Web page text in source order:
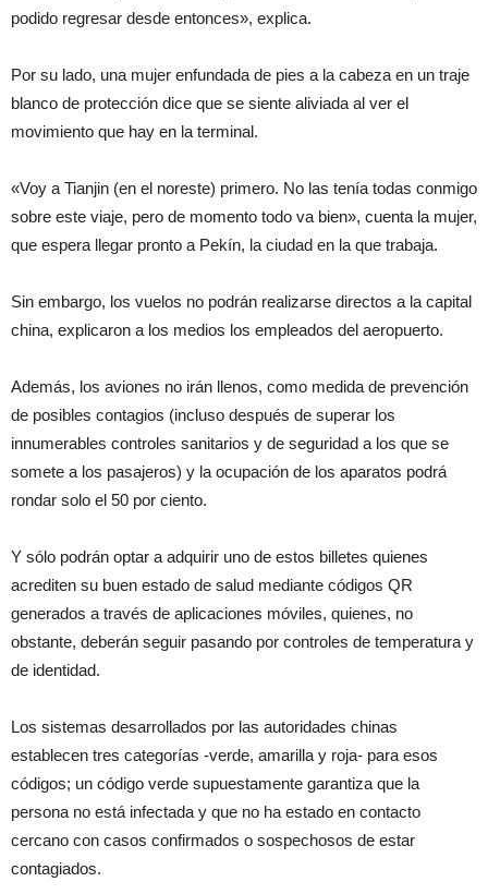
podido regresar desde entonces», explica.
Por su lado, una mujer enfundada de pies a la cabeza en un traje
blanco de protección dice que se siente aliviada al ver el
movimiento que hay en la terminal.
«Voy a Tianjin (en el noreste) primero. No las tenía todas conmigo
sobre este viaje, pero de momento todo va bien», cuenta la mujer,
que espera llegar pronto a Pekín, la ciudad en la que trabaja.
Sin embargo, los vuelos no podrán realizarse directos a la capital
china, explicaron a los medios los empleados del aeropuerto.
Además, los aviones no irán llenos, como medida de prevención
de posibles contagios (incluso después de superar los
innumerables controles sanitarios y de seguridad a los que se
somete a los pasajeros) y la ocupación de los aparatos podrá
rondar solo el 50 por ciento.
Y sólo podrán optar a adquirir uno de estos billetes quienes
acrediten su buen estado de salud mediante códigos QR
generados a través de aplicaciones móviles, quienes, no
obstante, deberán seguir pasando por controles de temperatura y
de identidad.
Los sistemas desarrollados por las autoridades chinas
establecen tres categorías -verde, amarilla y roja- para esos
códigos; un código verde supuestamente garantiza que la
persona no está infectada y que no ha estado en contacto
cercano con casos confirmados o sospechosos de estar
contagiados.